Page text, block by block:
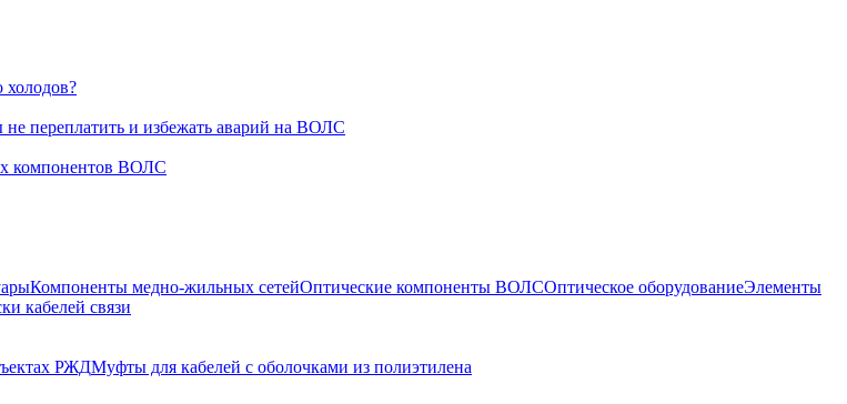
переплатить и избежать аварий на ВОЛС
компонентов ВОЛС
Компоненты медно-жильных сетейОптические компоненты ВОЛСОптическое оборудованиеЭлементы
кабелей связи
РЖДМуфты для кабелей с оболочками из полиэтилена